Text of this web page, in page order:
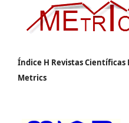
Índice H Revistas Científicas
Metrics